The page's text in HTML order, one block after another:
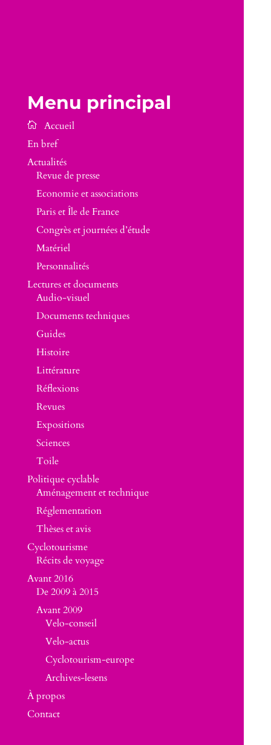
Menu principal
En bref
Actualités
Revue de presse
Economie et associations
Paris et Île de France
Congrès et journées d’étude
Matériel
Personnalités
Lectures et documents
Audio-visuel
Documents techniques
Guides
Histoire
Littérature
Réflexions
Revues
Expositions
Sciences
Toile
Politique cyclable
Aménagement et technique
Réglementation
Thèses et avis
Cyclotourisme
Récits de voyage
Avant 2016
De 2009 à 2015
Avant 2009
Velo-conseil
Velo-actus
Cyclotourism-europe
Archives-lesens
À propos
Contact